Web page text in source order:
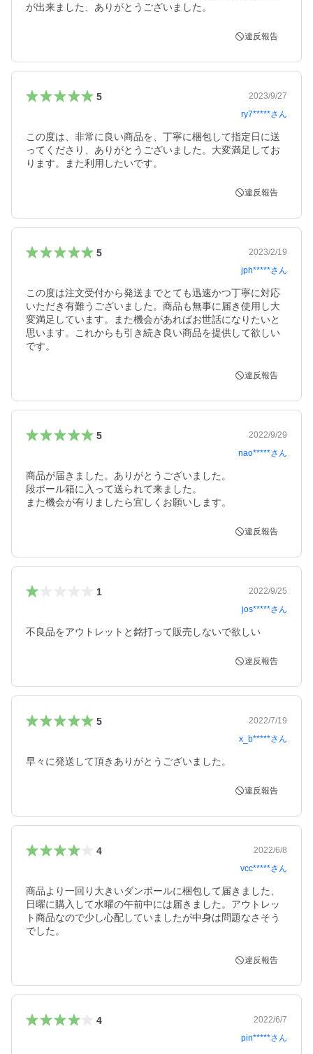
が出来ました、ありがとうございました。
違反報告
5
2023/9/27
ry7*****さん
この度は、非常に良い商品を、丁寧に梱包して指定日に送
ってくださり、ありがとうございました。大変満足してお
ります。また利用したいです。
違反報告
5
2023/2/19
jph*****さん
この度は注文受付から発送までとても迅速かつ丁寧に対応
いただき有難うございました。商品も無事に届き使用し大
変満足しています。また機会があればお世話になりたいと
思います。これからも引き続き良い商品を提供して欲しい
です。
違反報告
5
2022/9/29
nao*****さん
商品が届きました。ありがとうございました。
段ボール箱に入って送られて来ました。
また機会が有りましたら宜しくお願いします。
違反報告
1
2022/9/25
jos*****さん
不良品をアウトレットと銘打って販売しないで欲しい
違反報告
5
2022/7/19
x_b*****さん
早々に発送して頂きありがとうございました。
違反報告
4
2022/6/8
vcc*****さん
商品より一回り大きいダンボールに梱包して届きました、
日曜に購入して水曜の午前中には届きました。アウトレッ
ト商品なので少し心配していましたが中身は問題なさそう
でした。
違反報告
4
2022/6/7
pin*****さん